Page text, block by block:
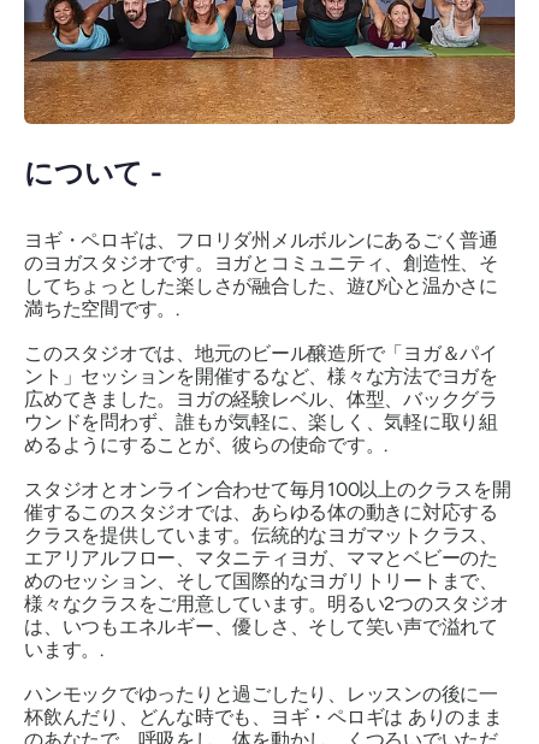
について -
ヨギ・ペロギは、フロリダ州メルボルンにあるごく普通
のヨガスタジオです。ヨガとコミュニティ、創造性、そ
してちょっとした楽しさが融合した、遊び心と温かさに
満ちた空間です。.
このスタジオでは、地元のビール醸造所で「ヨガ＆パイ
ント」セッションを開催するなど、様々な方法でヨガを
広めてきました。ヨガの経験レベル、体型、バックグラ
ウンドを問わず、誰もが気軽に、楽しく、気軽に取り組
めるようにすることが、彼らの使命です。.
スタジオとオンライン合わせて毎月100以上のクラスを開
催するこのスタジオでは、あらゆる体の動きに対応する
クラスを提供しています。伝統的なヨガマットクラス、
エアリアルフロー、マタニティヨガ、ママとベビーのた
めのセッション、そして国際的なヨガリトリートまで、
様々なクラスをご用意しています。明るい2つのスタジオ
は、いつもエネルギー、優しさ、そして笑い声で溢れて
います。.
ハンモックでゆったりと過ごしたり、レッスンの後に一
杯飲んだり、どんな時でも、ヨギ・ペロギは ありのまま
のあなたで、呼吸をし、体を動かし、くつろいでいただ